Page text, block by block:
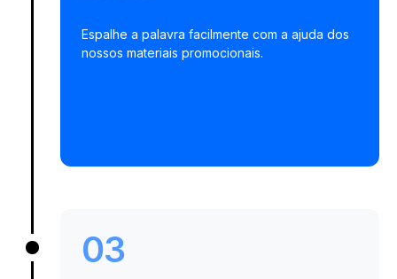
Espalhe a palavra facilmente com a ajuda dos
nossos materiais promocionais.
03